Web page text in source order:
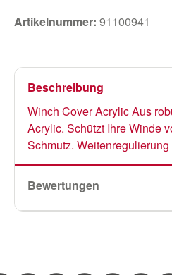
Artikelnummer: 91100941
Beschreibung
Winch Cover Acrylic Aus
Acrylic. Schützt Ihre Winde
Schmutz.
Bewertungen